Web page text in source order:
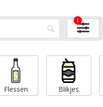
1
Flessen Blikjes